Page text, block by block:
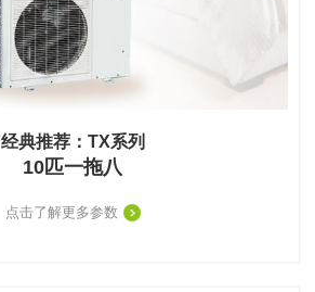
经典推荐：TX系列
10匹一拖八
点击了解更多参数